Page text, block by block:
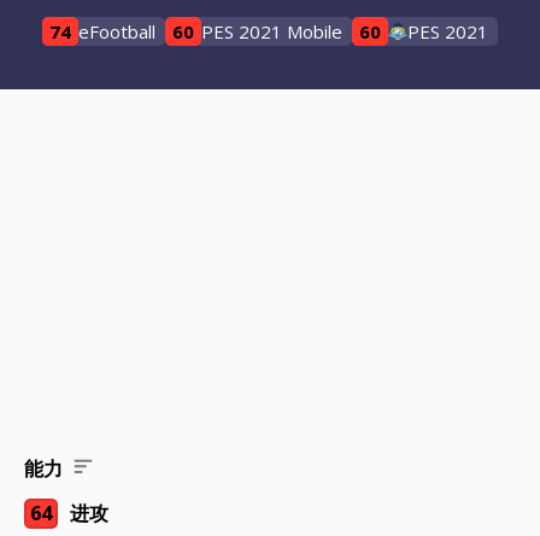
74 eFootball 60 PES 2021 Mobile 60 PES 2021
能力
64
进攻